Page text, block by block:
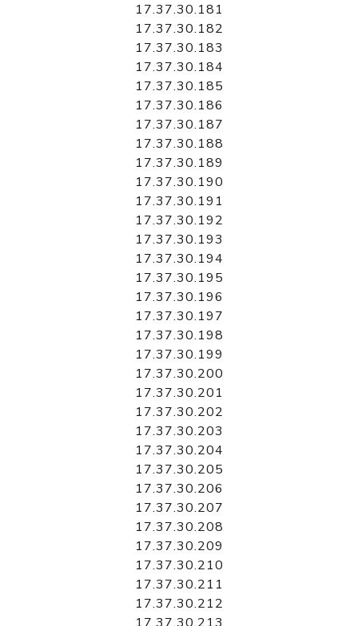
17.37.30.181
17.37.30.182
17.37.30.183
17.37.30.184
17.37.30.185
17.37.30.186
17.37.30.187
17.37.30.188
17.37.30.189
17.37.30.190
17.37.30.191
17.37.30.192
17.37.30.193
17.37.30.194
17.37.30.195
17.37.30.196
17.37.30.197
17.37.30.198
17.37.30.199
17.37.30.200
17.37.30.201
17.37.30.202
17.37.30.203
17.37.30.204
17.37.30.205
17.37.30.206
17.37.30.207
17.37.30.208
17.37.30.209
17.37.30.210
17.37.30.211
17.37.30.212